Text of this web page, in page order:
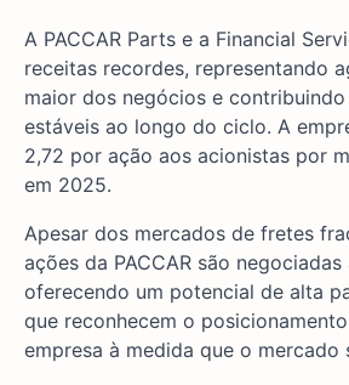
A PACCAR Parts e a Financial
receitas recordes, representando
maior dos negócios e
estáveis ao longo do ciclo. A
2,72 por ação aos acionistas por
em 2025.
Apesar dos mercados de fretes
ações da PACCAR são negociadas
oferecendo um potencial de alta
que reconhecem o
empresa à medida que o mercado